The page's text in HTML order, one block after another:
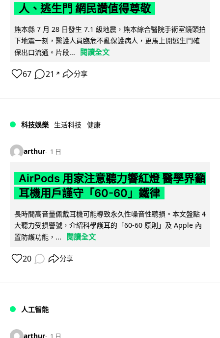
人、逃生門 網民讚值得尊敬
熊本縣 7 月 28 日發生 7.1 級地震，熊本綜合醫院手術室鏡頭拍
下地震一刻，醫護人員臨危不亂保護病人，更馬上開逃生門確
保出口流通。片段...
閱讀全文
67 21 ↗ 分享
科技娛樂 生活科技 健康
arthur 1 日
AirPods 用家注意聽力響紅燈 醫學界籲
耳機用戶謹守「60-60」鐵律
長時間高音量佩戴耳機可能導致永久性噪音性聽損。本文盤點 4
大聽力受損警號，介紹科學護耳的「60-60 原則」及 Apple 內
置防護功能，...
閱讀全文
20 分享
人工智能
arthur 1 日